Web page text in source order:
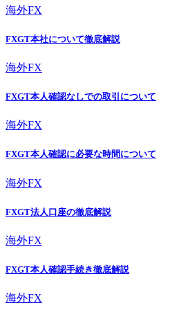
海外FX
FXGT本社について徹底解説
海外FX
FXGT本人確認なしでの取引について
海外FX
FXGT本人確認に必要な時間について
海外FX
FXGT法人口座の徹底解説
海外FX
FXGT本人確認手続き徹底解説
海外FX